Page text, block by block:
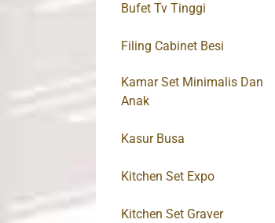
Bufet Tv Tinggi
Filing Cabinet Besi
Kamar Set Minimalis Dan
Anak
Kasur Busa
Kitchen Set Expo
Kitchen Set Graver